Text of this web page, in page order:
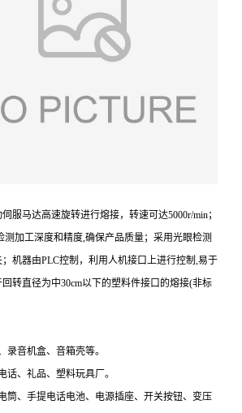
服马达高速旋转进行熔接，转速可达5000r/min；
测加工深度和精度,确保产品质量；采用光眼检测
机器由PLC控制，利用人机接口上进行控制,易于
转直径为中30cm以下的塑料件接口的熔接(非标
录音机盒、音箱壳等。
话、礼品、塑料玩具厂。
筒、手提电话电池、电源插座、开关按钮、变压